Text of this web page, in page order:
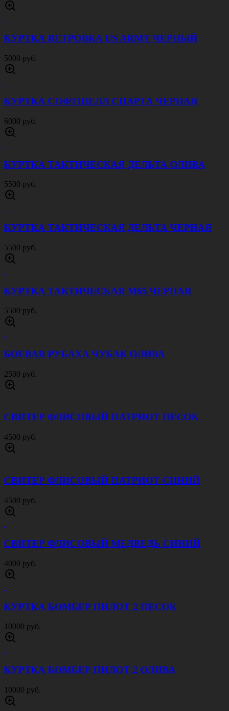
КУРТКА ВЕТРОВКА US ARMY ЧЕРНЫЙ
5000 руб.
КУРТКА СОФТШЕЛЛ СПАРТА ЧЕРНАЯ
6000 руб.
КУРТКА ТАКТИЧЕСКАЯ ДЕЛЬТА ОЛИВА
5500 руб.
КУРТКА ТАКТИЧЕСКАЯ ДЕЛЬТА ЧЕРНАЯ
5500 руб.
КУРТКА ТАКТИЧЕСКАЯ M65 ЧЕРНАЯ
5500 руб.
БОЕВАЯ РУБАХА ЧУБАК ОЛИВА
2500 руб.
СВИТЕР ФЛИСОВЫЙ ПАТРИОТ ПЕСОК
4500 руб.
СВИТЕР ФЛИСОВЫЙ ПАТРИОТ СИНИЙ
4500 руб.
СВИТЕР ФЛИСОВЫЙ МЕДВЕДЬ СИНИЙ
4000 руб.
КУРТКА БОМБЕР ПИЛОТ 2 ПЕСОК
10000 руб.
КУРТКА БОМБЕР ПИЛОТ 2 ОЛИВА
10000 руб.